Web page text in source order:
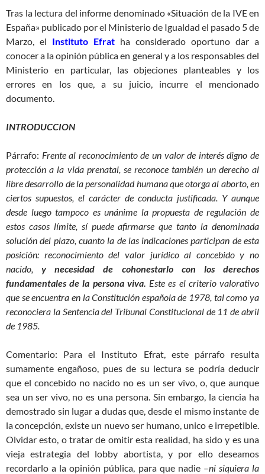
Tras la lectura del informe denominado «Situación de la IVE en
España» publicado por el Ministerio de Igualdad el pasado 5 de
Marzo, el Instituto Efrat ha considerado oportuno dar a
conocer a la opinión pública en general y a los responsables del
Ministerio en particular, las objeciones planteables y los
errores en los que, a su juicio, incurre el mencionado
documento.
INTRODUCCION
Párrafo: Frente al reconocimiento de un valor de interés digno de
protección a la vida prenatal, se reconoce también un derecho al
libre desarrollo de la personalidad humana que otorga al aborto, en
ciertos supuestos, el carácter de conducta justificada. Y aunque
desde luego tampoco es unánime la propuesta de regulación de
estos casos límite, sí puede afirmarse que tanto la denominada
solución del plazo, cuanto la de las indicaciones participan de esta
posición: reconocimiento del valor jurídico al concebido y no
nacido,y necesidad de cohonestarlo con los derechos
fundamentales de la persona viva. Este es el criterio valorativo
que se encuentra en la Constitución española de 1978, tal como ya
reconociera la Sentencia del Tribunal Constitucional de 11 de abril
de 1985.
Comentario: Para el Instituto Efrat, este párrafo resulta
sumamente engañoso, pues de su lectura se podría deducir
que el concebido no nacido no es un ser vivo, o, que aunque
sea un ser vivo, no es una persona. Sin embargo, la ciencia ha
demostrado sin lugar a dudas que, desde el mismo instante de
la concepción, existe un nuevo ser humano, unico e irrepetible.
Olvidar esto, o tratar de omitir esta realidad, ha sido y es una
vieja estrategia del lobby abortista, y por ello deseamos
recordarlo a la opinión pública, para que nadie –ni siquiera la